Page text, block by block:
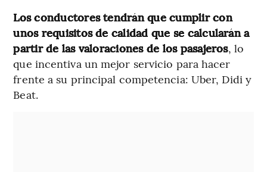
Los conductores tendrán que cumplir con
unos requisitos de calidad que se calcularán a
partir de las valoraciones de los pasajeros, lo
que incentiva un mejor servicio para hacer
frente a su principal competencia: Uber, Didi y
Beat.